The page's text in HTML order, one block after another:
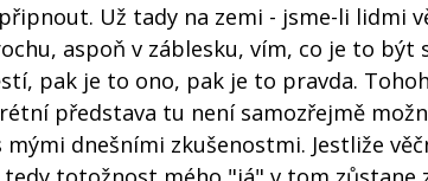
Už tady na zemi - jsme-li lidmi
aspoň v záblesku, vím, co je to být
pak je to ono, pak je to pravda.
představa tu není samozřejmě
dnešními zkušenostmi. Jestliže